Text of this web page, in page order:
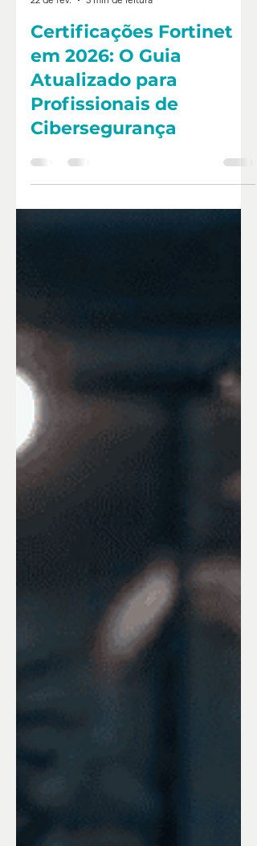
Katia Cristina Cardoso Blanco
22 de fev.
3 min de leitura
Certificações Fortinet
em 2026: O Guia
Atualizado para
Profissionais de
Cibersegurança